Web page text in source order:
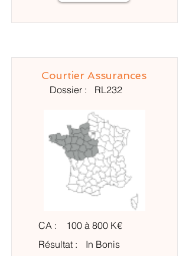
Courtier Assurances
Dossier : RL232
CA :
100 à 800 K€
Résultat :
In Bonis